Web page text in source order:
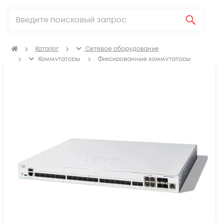
Каталог
Сетевое оборудование
Коммутаторы
Фиксированные коммутаторы